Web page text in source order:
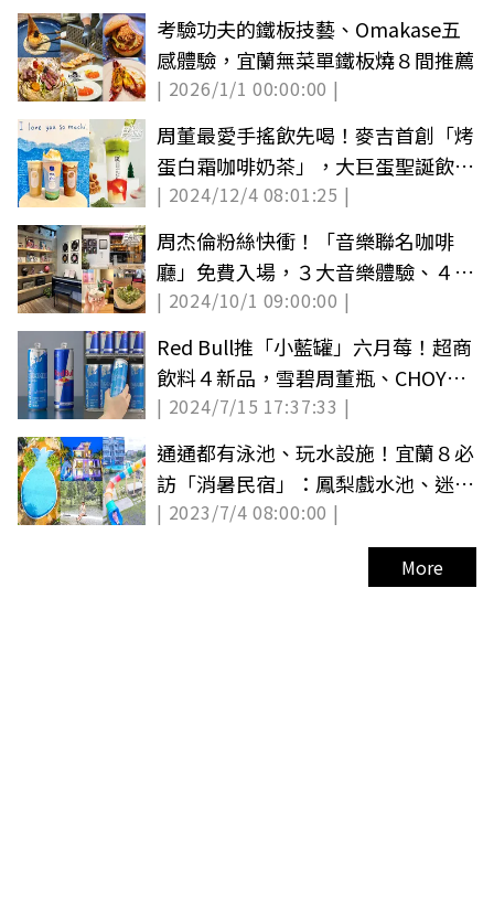
考驗功夫的鐵板技藝、Omakase五
感體驗，宜蘭無菜單鐵板燒８間推薦
| 2026/1/1 00:00:00 |
周董最愛手搖飲先喝！麥吉首創「烤
蛋白霜咖啡奶茶」，大巨蛋聖誕飲買
一送一（中獎公布）
| 2024/12/4 08:01:25 |
周杰倫粉絲快衝！「音樂聯名咖啡
廳」免費入場，３大音樂體驗、４款
餐點開箱
| 2024/10/1 09:00:00 |
Red Bull推「小藍罐」六月莓！超商
飲料４新品，雪碧周董瓶、CHOYA
梅酒新品(中獎公布)
| 2024/7/15 17:37:33 |
通通都有泳池、玩水設施！宜蘭８必
訪「消暑民宿」：鳳梨戲水池、迷你
水樂園
| 2023/7/4 08:00:00 |
More